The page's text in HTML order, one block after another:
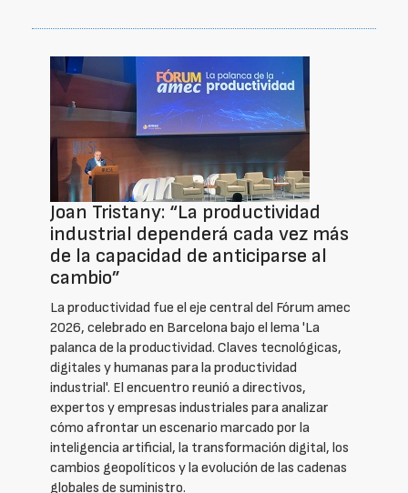
Joan Tristany: “La productividad
industrial dependerá cada vez más
de la capacidad de anticiparse al
cambio”
La productividad fue el eje central del Fórum amec
2026, celebrado en Barcelona bajo el lema 'La
palanca de la productividad. Claves tecnológicas,
digitales y humanas para la productividad
industrial'. El encuentro reunió a directivos,
expertos y empresas industriales para analizar
cómo afrontar un escenario marcado por la
inteligencia artificial, la transformación digital, los
cambios geopolíticos y la evolución de las cadenas
globales de suministro.